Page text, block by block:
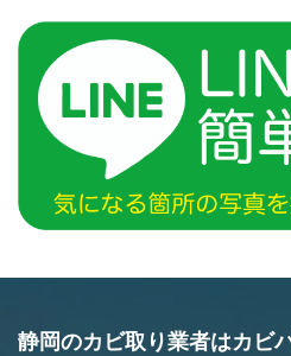
静岡のカビ取り業者はカビ